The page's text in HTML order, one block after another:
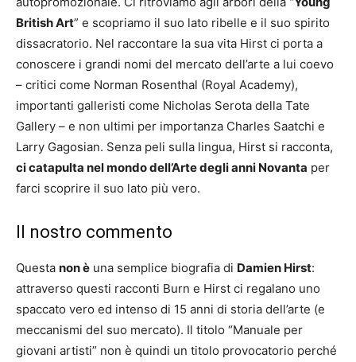
British Art” e scopriamo il suo lato ribelle e il suo spirito
dissacratorio. Nel raccontare la sua vita Hirst ci porta a
conoscere i grandi nomi del mercato dell’arte a lui coevo
– critici come Norman Rosenthal (Royal Academy),
importanti galleristi come Nicholas Serota della Tate
Gallery – e non ultimi per importanza Charles Saatchi e
Larry Gagosian. Senza peli sulla lingua, Hirst si racconta,
ci catapulta nel mondo dell’Arte degli anni Novanta per
farci scoprire il suo lato più vero.
Il nostro commento
Questa non è una semplice biografia di Damien Hirst:
attraverso questi racconti Burn e Hirst ci regalano uno
spaccato vero ed intenso di 15 anni di storia dell’arte (e
meccanismi del suo mercato). Il titolo “Manuale per
giovani artisti” non è quindi un titolo provocatorio perché